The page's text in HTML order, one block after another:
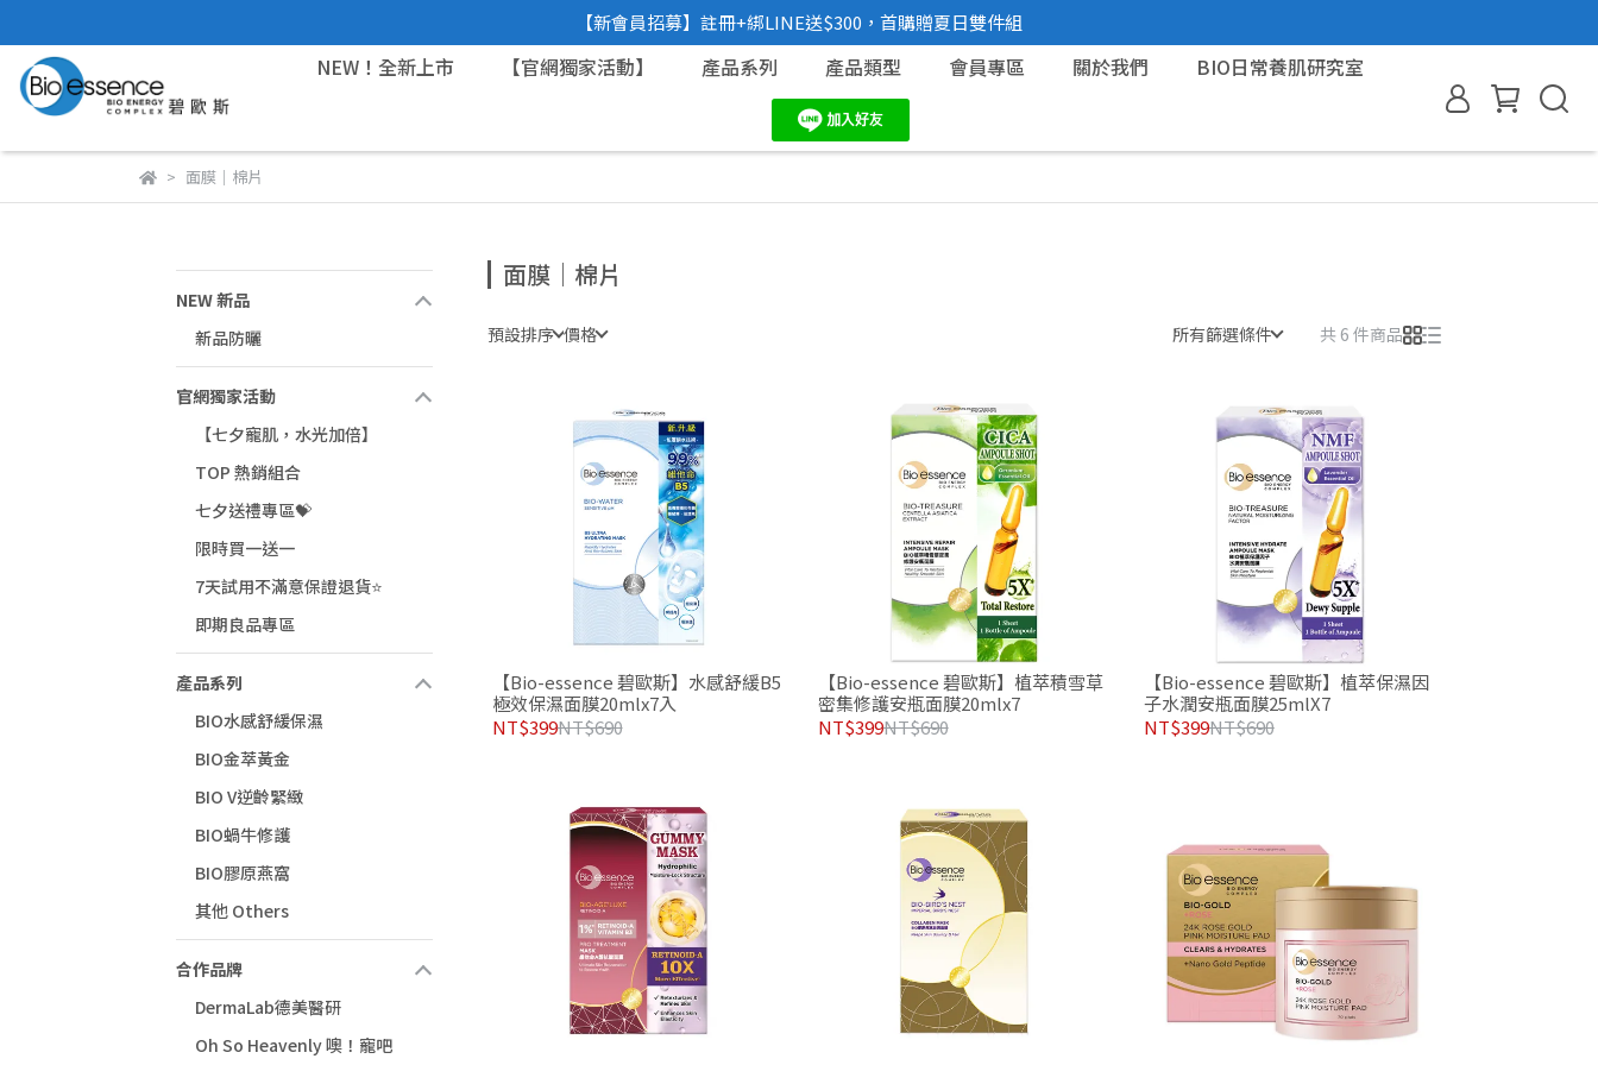
【新會員招募】註冊+綁LINE送$300，首購贈夏日雙件組
NEW！全新上市 【官網獨家活動】 產品系列 產品類型 會員專區 關於我們 BIO日常養肌研究室
面膜｜棉片
NEW 新品
新品防曬
官網獨家活動
【七夕寵肌，水光加倍】
TOP 熱銷組合
七夕送禮專區💝
限時買一送一
7天試用不滿意保證退貨⭐
即期良品專區
產品系列
BIO水感舒緩保濕
BIO金萃黃金
BIO V逆齡緊緻
BIO蝸牛修護
BIO膠原燕窩
其他 Others
合作品牌
DermaLab德美醫研
Oh So Heavenly 噢！寵吧
面膜｜棉片
預設排序 價格 所有篩選條件 共 6 件商品
【Bio-essence 碧歐斯】水感舒緩B5
極效保濕面膜20mlx7入
NT$399NT$690
【Bio-essence 碧歐斯】植萃積雪草
密集修護安瓶面膜20mlx7
NT$399NT$690
【Bio-essence 碧歐斯】植萃保濕因
子水潤安瓶面膜25mlX7
NT$399NT$690